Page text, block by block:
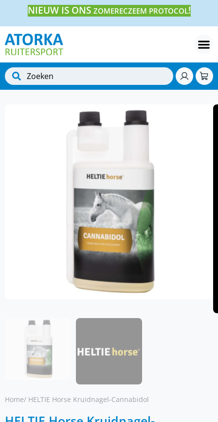
NIEUW IS ONS ZOMERECZEEM PROTOCOL!
Home/ HELTIE Horse Kruidnagel-Cannabidol